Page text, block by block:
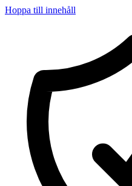
Hoppa till innehåll